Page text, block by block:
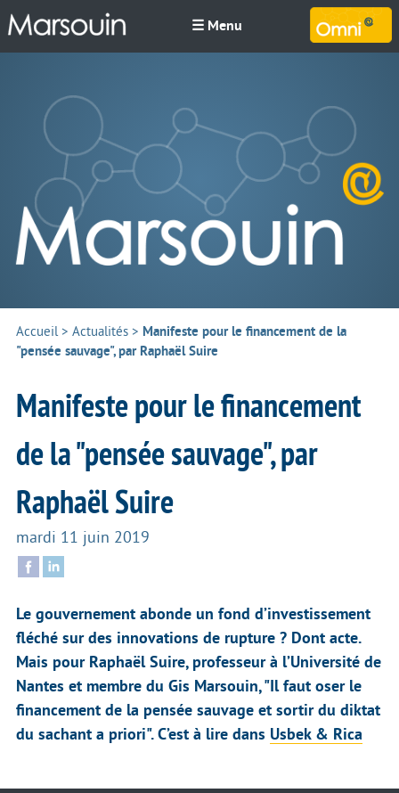
☰ Menu
Accueil> Actualités > Manifeste pour le financement de la
"pensée sauvage", par Raphaël Suire
Manifeste pour le financement
de la "pensée sauvage", par
Raphaël Suire
mardi 11 juin 2019
Le gouvernement abonde un fond d’investissement
fléché sur des innovations de rupture ? Dont acte.
Mais pour Raphaël Suire, professeur à l’Université de
Nantes et membre du Gis Marsouin, "Il faut oser le
financement de la pensée sauvage et sortir du diktat
du sachant a priori". C’est à lire dans Usbek & Rica